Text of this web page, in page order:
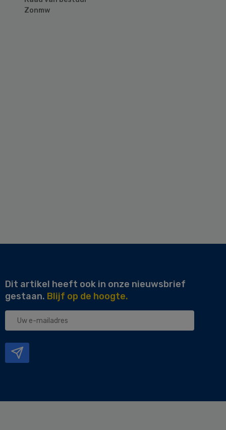
Zonmw
Dit artikel heeft ook in onze nieuwsbrief
gestaan. Blijf op de hoogte.
Uw